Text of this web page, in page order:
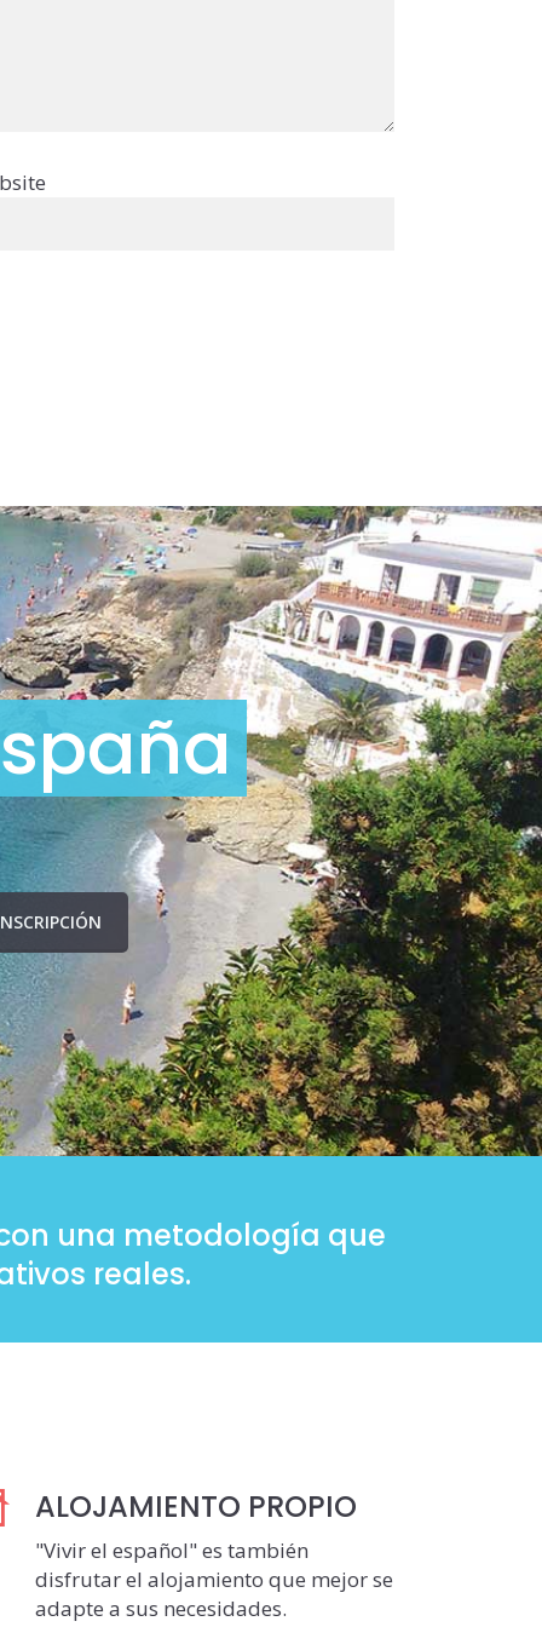
una metodología que
reales.
ALOJAMIENTO PROPIO
"Vivir el español" es también
disfrutar el alojamiento que mejor se
adapte a sus necesidades.